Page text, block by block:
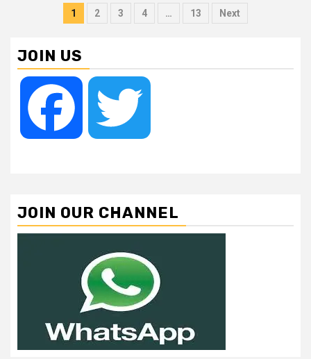
Posts
1 2 3 4 … 13 Next
JOIN US
Facebook
JOIN OUR CHANNEL